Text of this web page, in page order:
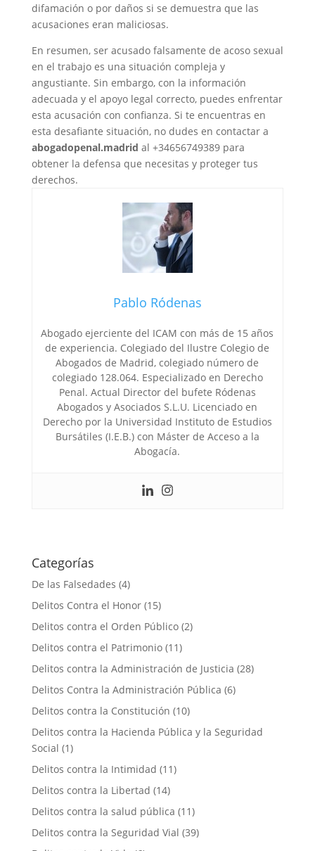
difamación o por daños si se demuestra que las
acusaciones eran maliciosas.
En resumen, ser acusado falsamente de acoso sexual
en el trabajo es una situación compleja y
angustiante. Sin embargo, con la información
adecuada y el apoyo legal correcto, puedes enfrentar
esta acusación con confianza. Si te encuentras en
esta desafiante situación, no dudes en contactar a
abogadopenal.madrid al +34656749389 para
obtener la defensa que necesitas y proteger tus
derechos.
Pablo Ródenas
Abogado ejerciente del ICAM con más de 15 años
de experiencia. Colegiado del Ilustre Colegio de
Abogados de Madrid, colegiado número de
colegiado 128.064. Especializado en Derecho
Penal. Actual Director del bufete Ródenas
Abogados y Asociados S.L.U. Licenciado en
Derecho por la Universidad Instituto de Estudios
Bursátiles (I.E.B.) con Máster de Acceso a la
Abogacía.
Categorías
De las Falsedades (4)
Delitos Contra el Honor(15)
Delitos contra el Orden Público(2)
Delitos contra el Patrimonio(11)
Delitos contra la Administración de Justicia (28)
Delitos Contra la Administración Pública (6)
Delitos contra la Constitución (10)
Delitos contra la Hacienda Pública y la Seguridad
Social (1)
Delitos contra la Intimidad (11)
Delitos contra la Libertad (14)
Delitos contra la salud pública (11)
Delitos contra la Seguridad Vial (39)